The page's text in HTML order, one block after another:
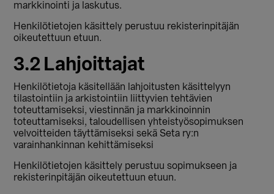
markkinointi ja laskutus.
Henkilötietojen käsittely perustuu rekisterinpitäjän
oikeutettuun etuun.
3.2 Lahjoittajat
Henkilötietoja käsitellään lahjoitusten käsittelyyn
tilastointiin ja arkistointiin liittyvien tehtävien
toteuttamiseksi, viestinnän ja markkinoinnin
toteuttamiseksi, taloudellisen yhteistyösopimuksen
velvoitteiden täyttämiseksi sekä Seta ry:n
varainhankinnan kehittämiseksi
Henkilötietojen käsittely perustuu sopimukseen ja
rekisterinpitäjän oikeutettuun etuun.